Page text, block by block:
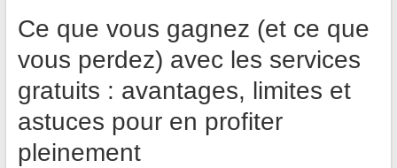
Ce que vous gagnez (et ce que
vous perdez) avec les services
gratuits : avantages, limites et
astuces pour en profiter
pleinement